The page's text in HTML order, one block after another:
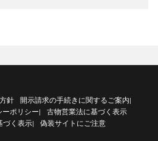
針 開示請求の手続きに関するご案内|
ーポリシー|
古物営業法に基づく表示
づく表示| 偽装サイトにご注意